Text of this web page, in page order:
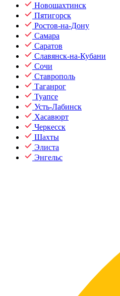
Новошахтинск
Пятигорск
Ростов-на-Дону
Самара
Саратов
Славянск-на-Кубани
Сочи
Ставрополь
Таганрог
Туапсе
Усть-Лабинск
Хасавюрт
Черкесск
Шахты
Элиста
Энгельс